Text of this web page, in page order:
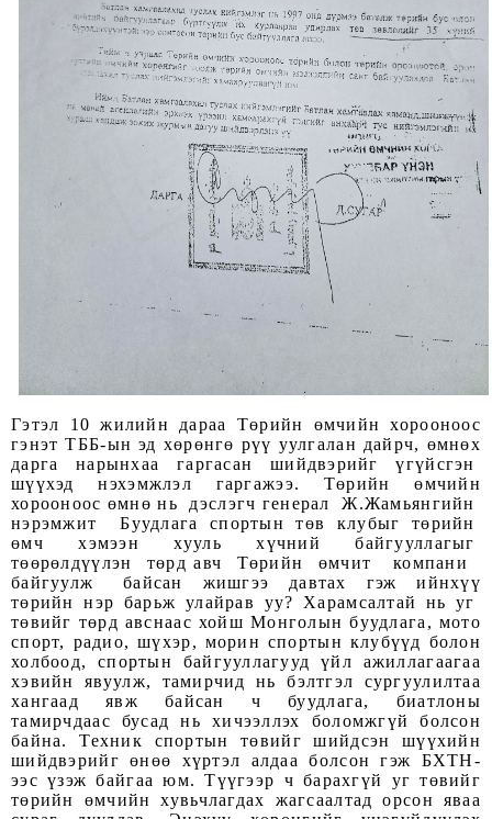
Гэтэл 10 жилийн дараа Төрийн өмчийн хорооноос
гэнэт ТББ-ын эд хөрөнгө рүү уулгалан дайрч, өмнөх
дарга нарынхаа гаргасан шийдвэрийг үгүйсгэн
шүүхэд нэхэмжлэл гаргажээ. Төрийн өмчийн
хорооноос өмнө нь дэслэгч генерал Ж.Жамьянгийн
нэрэмжит Буудлага спортын төв клубыг төрийн
өмч хэмээн хууль хүчний байгууллагыг
төөрөлдүүлэн төрд авч Төрийн өмчит компани
байгуулж байсан жишгээ давтах гэж ийнхүү
төрийн нэр барьж улайрав уу? Харамсалтай нь уг
төвийг төрд авснаас хойш Монголынбуудлага, мото
спорт, радио, шүхэр, морин спортын клубүүд болон
холбоод, спортын байгууллагууд үйл ажиллагаагаа
хэвийн явуулж, тамирчид нь бэлтгэл сургуулилтаа
хангаад явж байсан ч буудлага, биатлоны
тамирчдаас бусад нь хичээллэх боломжгүй болсон
байна. Техник спортын төвийг шийдсэн шүүхийн
шийдвэрийг өнөө хүртэл алдаа болсон гэж БХТН-
ээс үзэж байгаа юм. Түүгээр ч барахгүй уг төвийг
төрийн өмчийн хувьчлагдах жагсаалтад орсон яваа